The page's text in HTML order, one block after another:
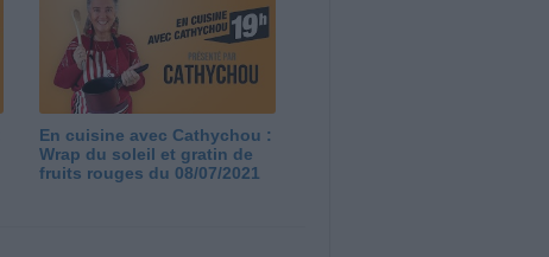
En cuisine avec Cathychou :
Wrap du soleil et gratin de
fruits rouges du 08/07/2021